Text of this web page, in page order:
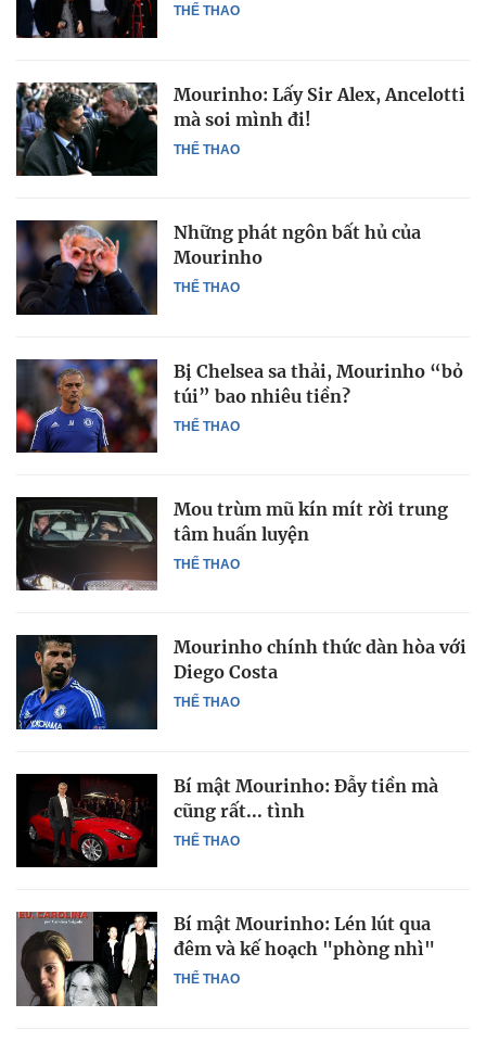
THỂ THAO
THỂ THAO
Mourinho: Lấy Sir Alex, Ancelotti
mà soi mình đi!
THỂ THAO
Những phát ngôn bất hủ của
Mourinho
THỂ THAO
Bị Chelsea sa thải, Mourinho “bỏ
túi” bao nhiêu tiền?
THỂ THAO
Mou trùm mũ kín mít rời trung
tâm huấn luyện
THỂ THAO
Mourinho chính thức dàn hòa với
Diego Costa
THỂ THAO
Bí mật Mourinho: Đẫy tiền mà
cũng rất... tình
THỂ THAO
Bí mật Mourinho: Lén lút qua
đêm và kế hoạch "phòng nhì"